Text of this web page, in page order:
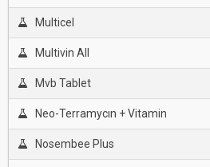
Multicel
Multivin All
Mvb Tablet
Neo-Terramycın + Vitamin
Nosembee Plus